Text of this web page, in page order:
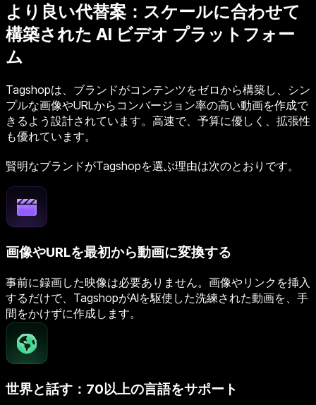
より良い代替案：スケールに合わせて
構築された AI ビデオ プラットフォー
ム
Tagshopは、ブランドがコンテンツをゼロから構築し、シン
プルな画像やURLからコンバージョン率の高い動画を作成で
きるよう設計されています。高速で、予算に優しく、拡張性
も優れています。
賢明なブランドがTagshopを選ぶ理由は次のとおりです。
画像やURLを最初から動画に変換する
事前に録画した映像は必要ありません。画像やリンクを挿入
するだけで、TagshopがAIを駆使した洗練された動画を、手
間をかけずに作成します。
世界と話す：70以上の言語をサポート